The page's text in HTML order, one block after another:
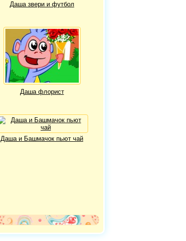
Даша звери и футбол
Даша флорист
Даша и Башмачок пьют чай